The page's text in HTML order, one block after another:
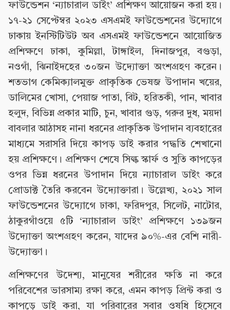
ফাউন্ডেশন ‘ন্যাচারাল ডাইং’ প্রশিক্ষণ আয়োজন করা হয়।
১৭-২১ সেপ্টেম্বর ২০২৩ এসএমই ফাউন্ডেশনের উদ্যোগে
ঢাকায় ইনস্টিটিউট অব এসএমই ফাউন্ডেশনে আয়োজিত
প্রশিক্ষণে ঢাকা, কুমিল্লা, টাঙ্গাইল, দিনাজপুর, বগুড়া,
নওগাঁ, ঝিনাইদহের ৩০জন উদ্যোক্তা অংশগ্রহণ করেন।
শতভাগ কেমিক্যালমুক্ত প্রাকৃতিক ভেষজ উপাদান খয়ের,
ডালিমের খোসা, পেয়াজ পাতা, বিট, হরিতকী, পান, খাবার
হলুদ, বিভিন্ন প্রকার মাটি, চুন, খাবার গুড়, গরুর দুধ, ময়দা
বাবলার আঠাসহ নানা ধরনের প্রাকৃতিক উপাদান ব্যবহারের
মাধ্যমে সরাসরি দিয়ে কাপড় ডাই করার পদ্ধতি শেখানো
হয় প্রশিক্ষণে। প্রশিক্ষণ শেষে সিল্ক স্কার্ফ ও সুতি কাপড়ের
ওপর ভিন্ন ধরনের উপাদান দিয়ে ন্যাচারাল ডাইং করে
প্রোডাক্ট তৈরি করবেন উদ্যোক্তারা। উল্লেখ্য, ২০২১ সাল
ফাউন্ডেশনের উদ্যোগে ঢাকা, ফরিদপুর, সিলেট, নাটোর,
ঠাকুরগাঁওয়ে ৫টি ‘ন্যাচারাল ডাইং’ প্রশিক্ষণে ১৩৯জন
উদ্যোক্তা অংশগ্রহণ করেন, যাদের ৯০%-এর বেশি নারী-
উদ্যোক্তা।
প্রশিক্ষণের উদেশ্য, মানুষের শরীরের ক্ষতি না করে
পরিবেশের ভারসাম্য রক্ষা করে, এমন কাপড় প্রিন্ট করা ও
কাপড়ে ডাই করা, যা পরিবারের সবার ওষধি হিসেবে